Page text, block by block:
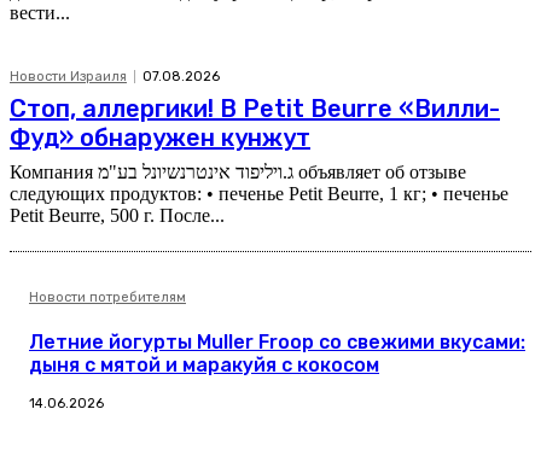
вести...
Новости Израиля 07.08.2026
Стоп, аллергики! В Petit Beurre «Вилли-
Фуд» обнаружен кунжут
Компания ג.ויליפוד אינטרנשיונל בע"מ объявляет об отзыве
следующих продуктов: • печенье Petit Beurre, 1 кг; • печенье
Petit Beurre, 500 г. После...
Новости потребителям
Летние йогурты Muller Froop со свежими вкусами:
дыня с мятой и маракуйя с кокосом
14.06.2026